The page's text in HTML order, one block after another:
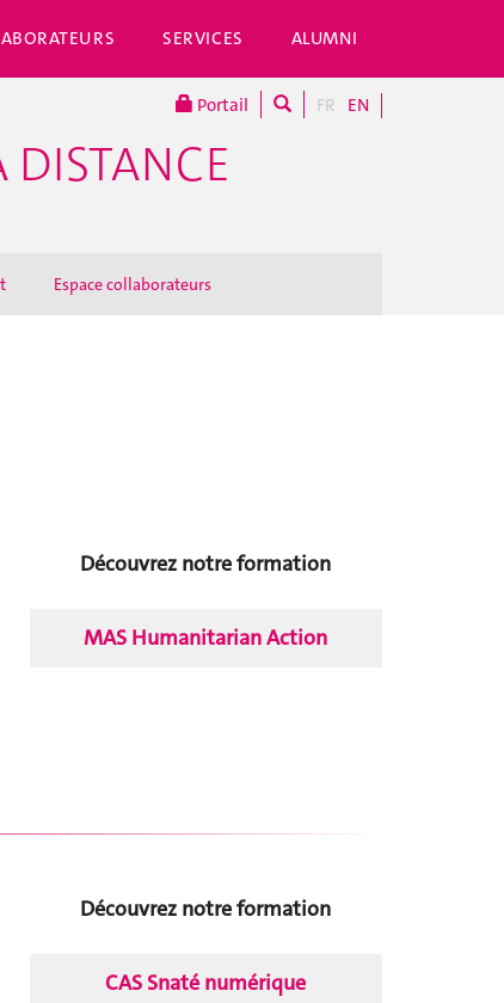
SERVICES ALUMNI
Portail FR EN
Espace collaborateurs
Découvrez notre formation
MAS Humanitarian Action
Découvrez notre formation
CAS Snaté numérique